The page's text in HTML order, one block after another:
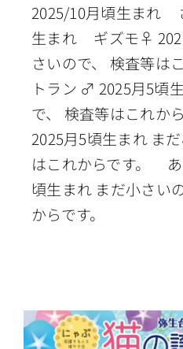
2025/10月頃生まれ
生まれ ギズモ♀
さいので、 検査等
トラン ♂ 2025月5頃
で、 検査等はこれ
2025月5頃生まれ ま
はこれからです。
頃生まれ まだ小さい
からです。